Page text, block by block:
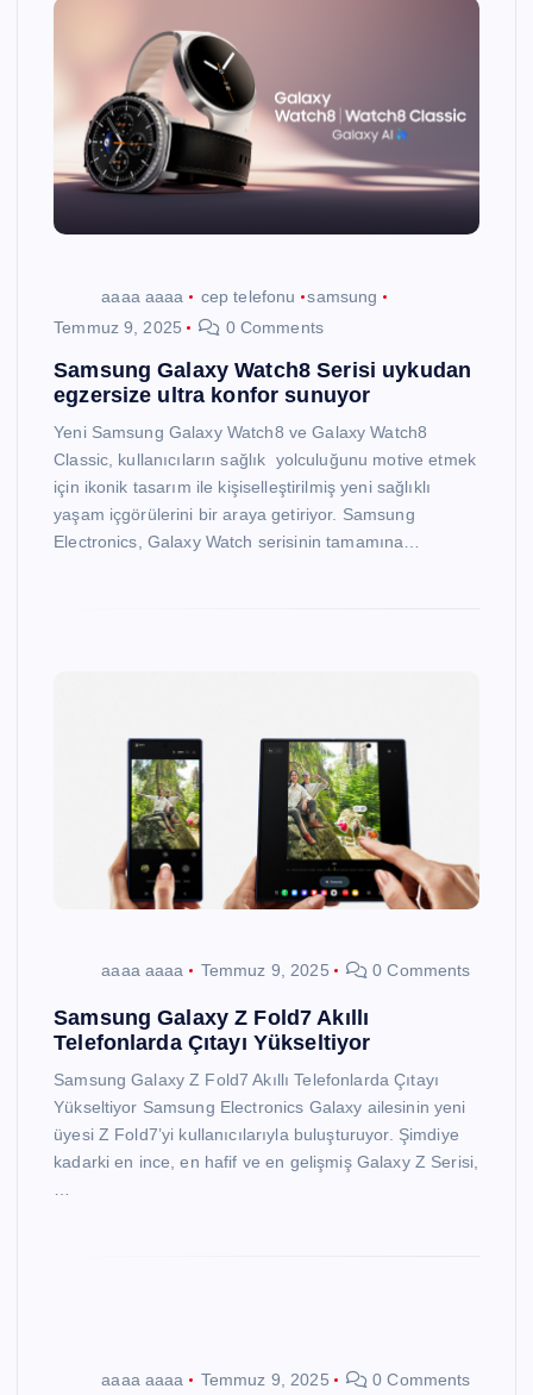
aaaa aaaa cep telefonu
samsung
Temmuz 9, 2025
0 Comments
Samsung Galaxy Watch8 Serisi uykudan
egzersize ultra konfor sunuyor
Yeni Samsung Galaxy Watch8 ve Galaxy Watch8
Classic, kullanıcıların sağlık yolculuğunu motive etmek
için ikonik tasarım ile kişiselleştirilmiş yeni sağlıklı
yaşam içgörülerini bir araya getiriyor. Samsung
Electronics, Galaxy Watch serisinin tamamına…
aaaa aaaa Temmuz 9, 2025 0 Comments
Samsung Galaxy Z Fold7 Akıllı
Telefonlarda Çıtayı Yükseltiyor
Samsung Galaxy Z Fold7 Akıllı Telefonlarda Çıtayı
Yükseltiyor Samsung Electronics Galaxy ailesinin yeni
üyesi Z Fold7’yi kullanıcılarıyla buluşturuyor. Şimdiye
kadarki en ince, en hafif ve en gelişmiş Galaxy Z Serisi,
aaaa aaaa Temmuz 9, 2025 0 Comments